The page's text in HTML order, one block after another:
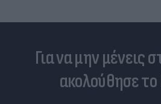
Για να μην μένεις
ακολούθησε